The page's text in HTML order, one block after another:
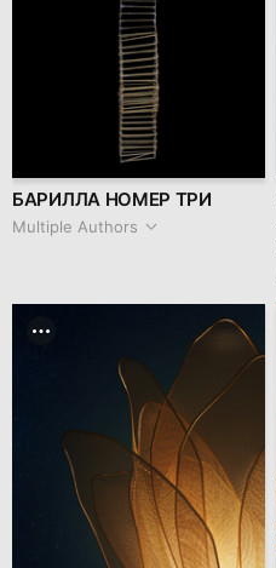
БАРИЛЛА НОМЕР ТРИ
Multiple Authors